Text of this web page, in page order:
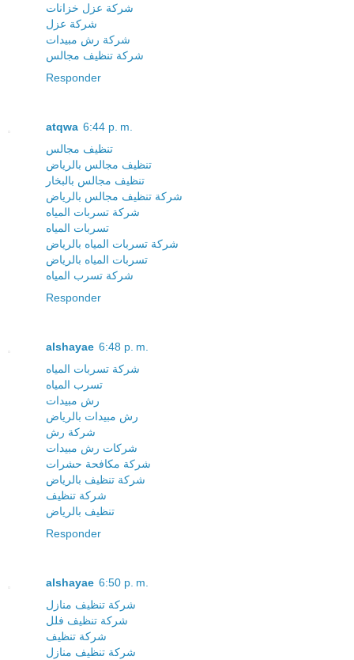
شركة عزل خزانات
شركة عزل
شركة رش مبيدات
شركة تنظيف مجالس
Responder
atqwa 6:44 p. m.
تنظيف مجالس
تنظيف مجالس بالرياض
تنظيف مجالس بالبخار
شركة تنظيف مجالس بالرياض
شركة تسربات المياه
تسربات المياه
شركة تسربات المياه بالرياض
تسربات المياه بالرياض
شركة تسرب المياه
Responder
alshayae 6:48 p. m.
شركة تسربات المياه
تسرب المياه
رش مبيدات
رش مبيدات بالرياض
شركة رش
شركات رش مبيدات
شركة مكافحة حشرات
شركة تنظيف بالرياض
شركة تنظيف
تنظيف بالرياض
Responder
alshayae 6:50 p. m.
شركة تنظيف منازل
شركة تنظيف فلل
شركة تنظيف
شركة تنظيف منازل